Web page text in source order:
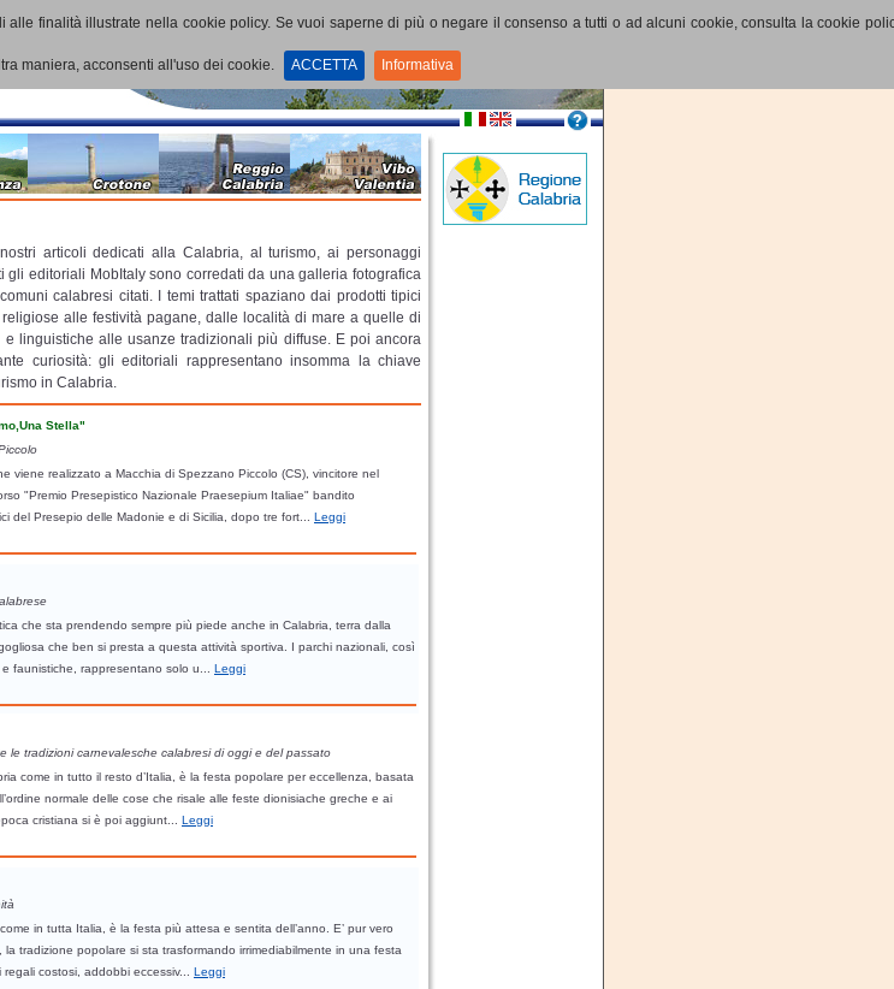
finalità illustrate nella cookie policy. Se vuoi saperne di più o negare il consenso a tutti o ad alcuni cookie, consulta la cookie
maniera, acconsenti all'uso dei cookie. ACCETTA Informativa
articoli dedicati alla Calabria, al turismo, ai personaggi
gli editoriali MobItaly sono corredati da una galleria fotografica
calabresi citati. I temi trattati spaziano dai prodotti tipici
alle festività pagane, dalle località di mare a quelle di
linguistiche alle usanze tradizionali più diffuse. E poi ancora
curiosità: gli editoriali rappresentano insomma la chiave
in Calabria.
Stella"
viene realizzato a Macchia di Spezzano Piccolo (CS), vincitore nel
"Premio Presepistico Nazionale Praesepium Italiae" bandito
del Presepio delle Madonie e di Sicilia, dopo tre fort... Leggi
che sta prendendo sempre più piede anche in Calabria, terra dalla
che ben si presta a questa attività sportiva. I parchi nazionali, così
faunistiche, rappresentano solo u... Leggi
le tradizioni carnevalesche calabresi di oggi e del passato
come in tutto il resto d’Italia, è la festa popolare per eccellenza, basata
normale delle cose che risale alle feste dionisiache greche e ai
cristiana si è poi aggiunt... Leggi
in tutta Italia, è la festa più attesa e sentita dell’anno. E’ pur vero
la tradizione popolare si sta trasformando irrimediabilmente in una festa
costosi, addobbi eccessiv... Leggi